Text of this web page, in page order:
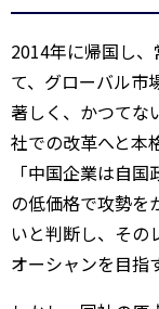
2014年に帰国し
て、グローバル市
著しく、かつてな
社での改革へと本
「中国企業は自
の低価格で攻勢を
いと判断し、その
オーシャンを目指